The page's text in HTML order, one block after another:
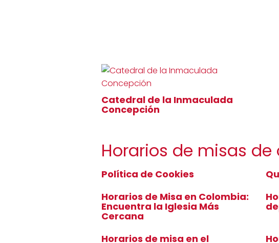
Catedral de la Inmaculada
Concepción
Horarios de misas
Política de Cookies
Horarios de Misa en Colombia:
Encuentra la Iglesia Más
Cercana
Horarios de misa en el